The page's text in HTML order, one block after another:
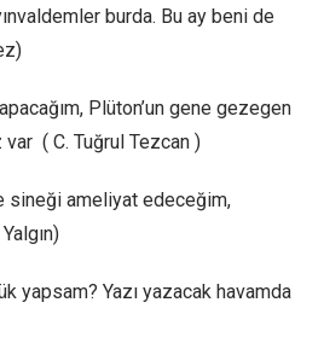
burda. Bu ay beni de
Plüton’un gene gezegen
( C. Tuğrul Tezcan )
sineği ameliyat edeceğim,
yapsam? Yazı yazacak havamda